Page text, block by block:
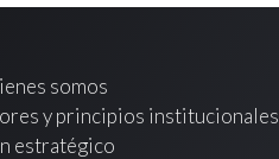
somos
y principios institucionales
estratégico